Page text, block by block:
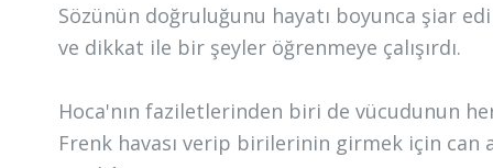
Sözünün doğruluğunu hayatı boyunca şiar
ve dikkat ile bir şeyler öğrenmeye çalışırdı.
Hoca'nın faziletlerinden biri de vücudunun
Frenk havası verip birilerinin girmek için